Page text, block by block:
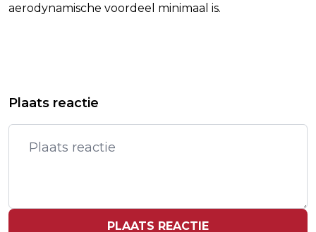
aerodynamische voordeel minimaal is.
ALLES FOUT
LUITEN PLOETERT IN BELGIAN
KNOCKOUT
Plaats reactie
PLAATS REACTIE